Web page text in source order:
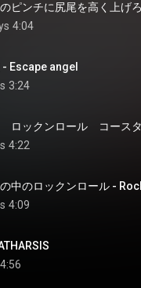
4:04
Escape angel
3:24
4:22
4:09
4:56